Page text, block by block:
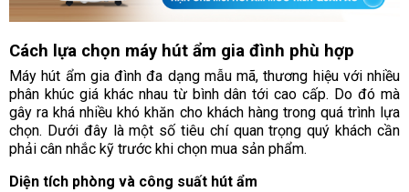
Cách lựa chọn máy hút ẩm gia đình phù hợp
Máy hút ẩm gia đình đa dạng mẫu mã, thương hiệu với nhiều
phân khúc giá khác nhau từ bình dân tới cao cấp. Do đó mà
gây ra khá nhiều khó khăn cho khách hàng trong quá trình lựa
chọn. Dưới đây là một số tiêu chí quan trọng quý khách cần
phải cân nhắc kỹ trước khi chọn mua sản phẩm.
Diện tích phòng và công suất hút ẩm